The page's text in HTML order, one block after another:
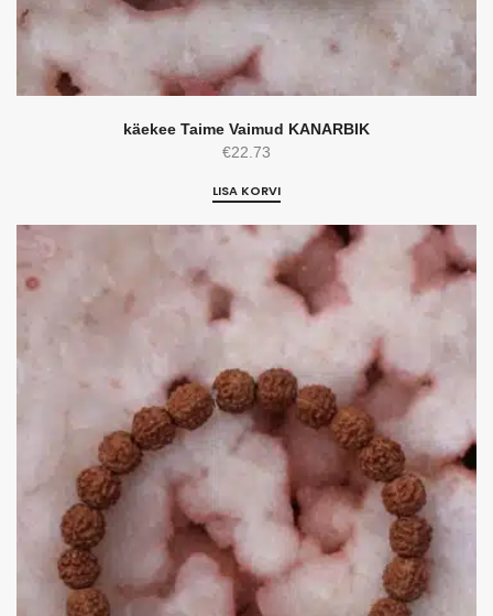
käekee Taime Vaimud KANARBIK
€22.73
LISA KORVI